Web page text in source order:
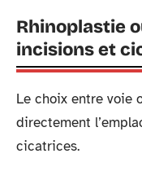
Rhinoplastie
incisions et
Le choix entre voie
directement
cicatrices.